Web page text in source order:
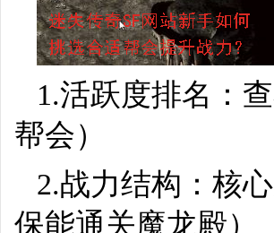
1.活跃度排名：
帮会）
2.战力结构：核
保能通关魔龙殿）